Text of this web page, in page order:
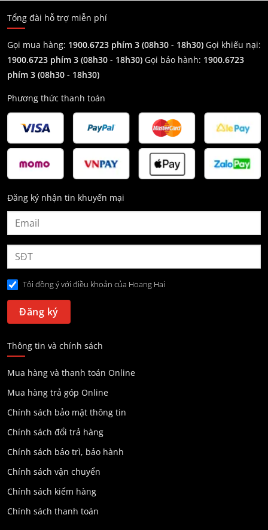
Tổng đài hỗ trợ miễn phí
Gọi mua hàng: 1900.6723 phím 3 (08h30 - 18h30) Gọi khiếu nại:
1900.6723 phím 3 (08h30 - 18h30) Gọi bảo hành: 1900.6723
phím 3 (08h30 - 18h30)
Phương thức thanh toán
Đăng ký nhận tin khuyến mại
Tôi đồng ý với điều khoản của Hoang Hai
Thông tin và chính sách
Mua hàng và thanh toán Online
Mua hàng trả góp Online
Chính sách bảo mật thông tin
Chính sách đổi trả hàng
Chính sách bảo trì, bảo hành
Chính sách vận chuyển
Chính sách kiểm hàng
Chính sách thanh toán